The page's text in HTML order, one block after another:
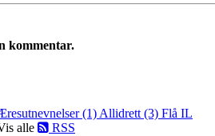
kommentar.
(1) Allidrett (3) Flå IL
alle RSS